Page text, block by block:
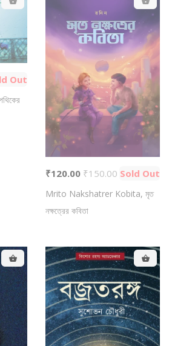
Out
₹120.00 ₹150.00 Sold Out
Mrito Nakshatrer Kobita, মৃত
নক্ষত্রের কবিতা